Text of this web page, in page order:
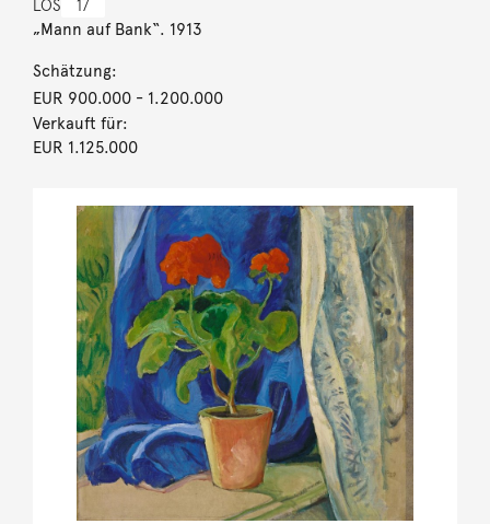
LOS 17
„Mann auf Bank“. 1913
Schätzung:
EUR 900.000- 1.200.000
Verkauft für:
EUR 1.125.000